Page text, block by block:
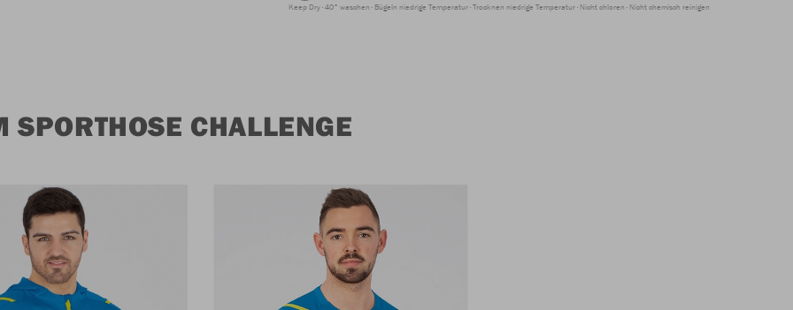
Keep Dry 40° waschen Bügeln niedrige Temperatur Trocknen niedrige Temperatur Nicht chloren Nicht chemisch reinigen
CHALLENGE